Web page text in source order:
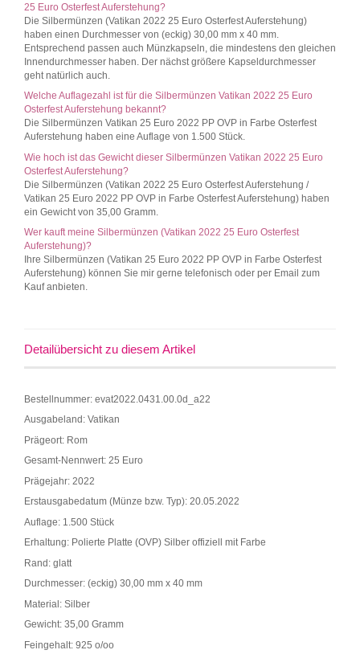
25 Euro Osterfest Auferstehung?
Die Silbermünzen (Vatikan 2022 25 Euro Osterfest Auferstehung)
haben einen Durchmesser von (eckig) 30,00 mm x 40 mm.
Entsprechend passen auch Münzkapseln, die mindestens den gleichen
Innendurchmesser haben. Der nächst größere Kapseldurchmesser
geht natürlich auch.
Welche Auflagezahl ist für die Silbermünzen Vatikan 2022 25 Euro
Osterfest Auferstehung bekannt?
Die Silbermünzen Vatikan 25 Euro 2022 PP OVP in Farbe Osterfest
Auferstehung haben eine Auflage von 1.500 Stück.
Wie hoch ist das Gewicht dieser Silbermünzen Vatikan 2022 25 Euro
Osterfest Auferstehung?
Die Silbermünzen (Vatikan 2022 25 Euro Osterfest Auferstehung /
Vatikan 25 Euro 2022 PP OVP in Farbe Osterfest Auferstehung) haben
ein Gewicht von 35,00 Gramm.
Wer kauft meine Silbermünzen (Vatikan 2022 25 Euro Osterfest
Auferstehung)?
Ihre Silbermünzen (Vatikan 25 Euro 2022 PP OVP in Farbe Osterfest
Auferstehung) können Sie mir gerne telefonisch oder per Email zum
Kauf anbieten.
Detailübersicht zu diesem Artikel
Bestellnummer: evat2022.0431.00.0d_a22
Ausgabeland: Vatikan
Prägeort: Rom
Gesamt-Nennwert: 25 Euro
Prägejahr: 2022
Erstausgabedatum (Münze bzw. Typ): 20.05.2022
Auflage: 1.500 Stück
Erhaltung: Polierte Platte (OVP) Silber offiziell mit Farbe
Rand: glatt
Durchmesser: (eckig) 30,00 mm x 40 mm
Material: Silber
Gewicht: 35,00 Gramm
Feingehalt: 925 o/oo